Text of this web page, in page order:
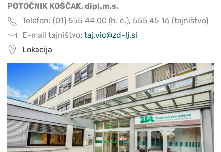
POTOČNIK KOŠČAK, dipl.m.s.
Telefon: (01) 555 44 00 (h. c.), 555 45 16 (tajništvo)
E-mail tajništvo: taj.vic@zd-lj.si
Lokacija